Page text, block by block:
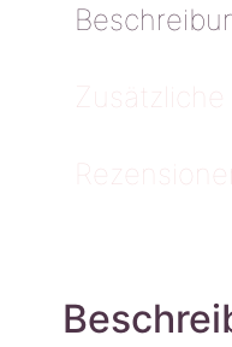
Zusätzliche